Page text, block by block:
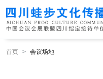
首页 会议场地